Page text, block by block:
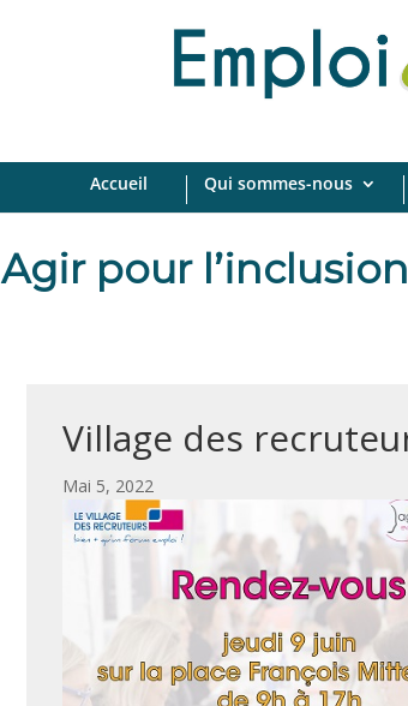
Accueil Qui sommes-nous
Agir pour
Village des
par |
Mai 5, 2022